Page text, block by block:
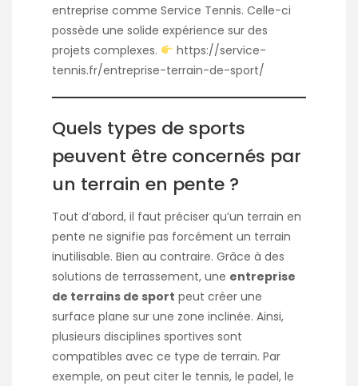
entreprise comme Service Tennis. Celle-ci
possède une solide expérience sur des
projets complexes.
https://service-
tennis.fr/entreprise-terrain-de-sport/
Quels types de sports
peuvent être concernés par
un terrain en pente ?
Tout d’abord, il faut préciser qu’un terrain en
pente ne signifie pas forcément un terrain
inutilisable. Bien au contraire. Grâce à des
solutions de terrassement, une entreprise
de terrains de sport peut créer une
surface plane sur une zone inclinée. Ainsi,
plusieurs disciplines sportives sont
compatibles avec ce type de terrain. Par
exemple, on peut citer le tennis, le padel, le